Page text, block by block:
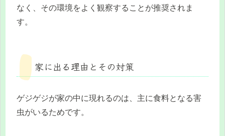
なく、その環境をよく観察することが推奨されま
す。
家に出る理由とその対策
ゲジゲジが家の中に現れるのは、主に食料となる害
虫がいるためです。